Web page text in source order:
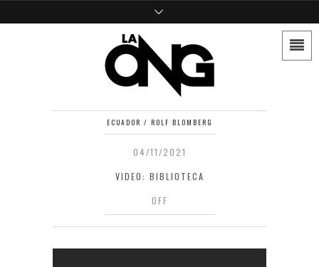
ECUADOR / ROLF BLOMBERG
04/11/2021
VIDEO: BIBLIOTECA
OFF